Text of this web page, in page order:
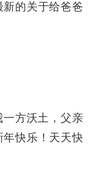
的关于给爸爸
方沃土，父亲
快乐！天天快